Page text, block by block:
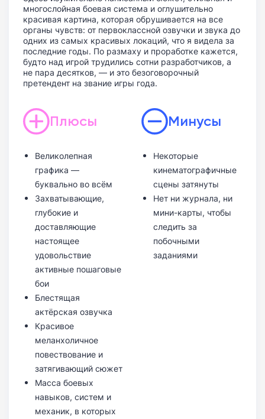
многослойная боевая система и оглушительно
красивая картина, которая обрушивается на все
органы чувств: от первоклассной озвучки и звука до
одних из самых красивых локаций, что я видела за
последние годы. По размаху и проработке кажется,
будто над игрой трудились сотни разработчиков, а
не пара десятков, — и это безоговорочный
претендент на звание игры года.
Плюсы
Великолепная
графика —
буквально во всём
Захватывающие,
глубокие и
доставляющие
настоящее
удовольствие
активные пошаговые
бои
Блестящая
актёрская озвучка
Красивое
меланхоличное
повествование и
затягивающий сюжет
Масса боевых
навыков, систем и
механик, в которых
Минусы
Некоторые
кинематографичные
сцены затянуты
Нет ни журнала, ни
мини-карты, чтобы
следить за
побочными
заданиями